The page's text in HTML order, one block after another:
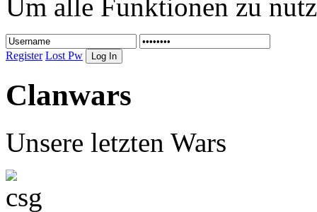
Um alle Funktionen zu
Register Lost Pw
Clanwars
Unsere letzten Wars